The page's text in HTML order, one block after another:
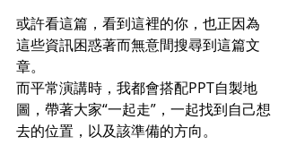
或許看這篇，看到這裡的你，也正因為
這些資訊困惑著而無意間搜尋到這篇文
章。
而平常演講時，我都會搭配PPT自製地
圖，帶著大家“一起走”，一起找到自己想
去的位置，以及該準備的方向。